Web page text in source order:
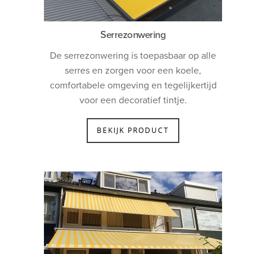
Serrezonwering
De serrezonwering is toepasbaar op alle
serres en zorgen voor een koele,
comfortabele omgeving en tegelijkertijd
voor een decoratief tintje.
BEKIJK PRODUCT